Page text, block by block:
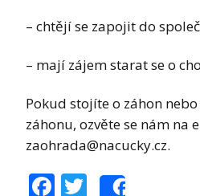
– chtějí se zapojit do
– mají zájem starat se o
Pokud stojíte o záhon
záhonu, ozvěte se nám na
zaohrada@nacucky.cz.
Facebook
Twitter